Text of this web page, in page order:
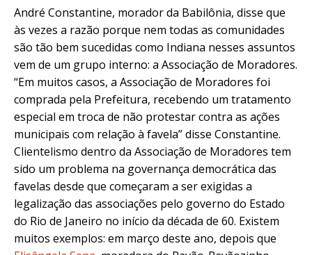
André Constantine, morador da Babilônia, disse que
às vezes a razão porque nem todas as comunidades
são tão bem sucedidas como Indiana nesses assuntos
vem de um grupo interno: a Associação de Moradores.
“Em muitos casos, a Associação de Moradores foi
comprada pela Prefeitura, recebendo um tratamento
especial em troca de não protestar contra as ações
municipais com relação à favela” disse Constantine.
Clientelismo dentro da Associação de Moradores tem
sido um problema na governança democrática das
favelas desde que começaram a ser exigidas a
legalização das associações pelo governo do Estado
do Rio de Janeiro no início da década de 60. Existem
muitos exemplos: em março deste ano, depois que